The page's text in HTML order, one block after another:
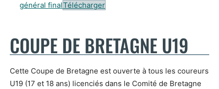
général finalTélécharger
COUPE DE BRETAGNE U19
Cette Coupe de Bretagne est ouverte à tous les coureurs
U19 (17 et 18 ans) licenciés dans le Comité de Bretagne